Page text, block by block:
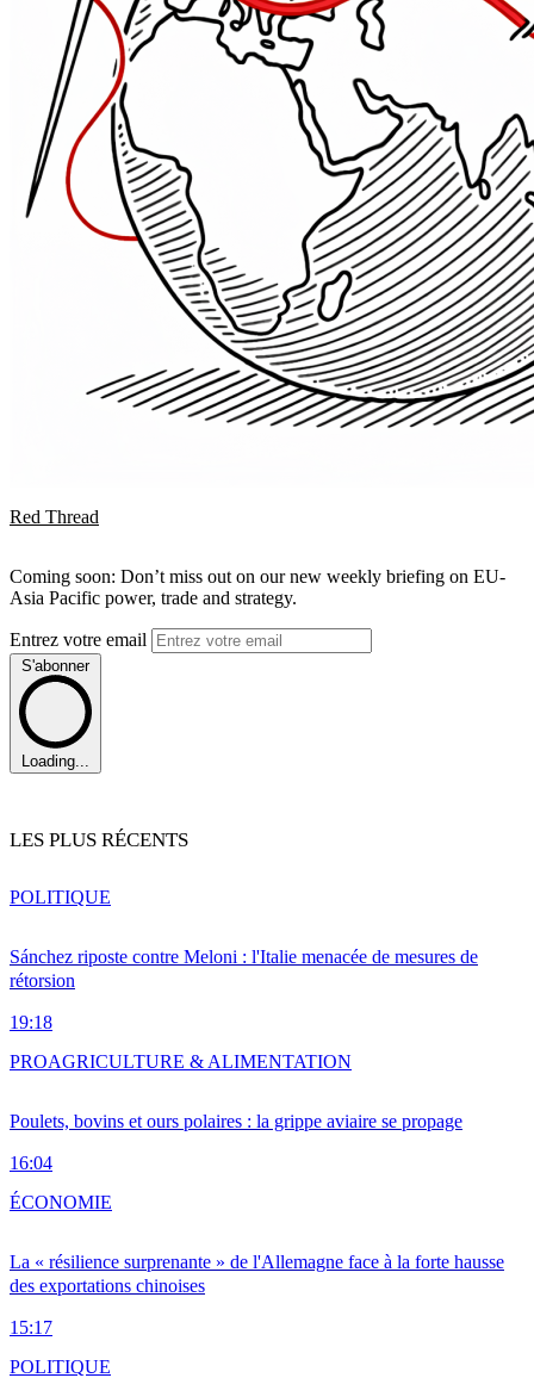
Red Thread
Coming soon: Don’t miss out on our new weekly briefing on EU-
Asia Pacific power, trade and strategy.
Entrez votre email
S'abonner
Loading...
LES PLUS RÉCENTS
Sánchez riposte contre Meloni : l'Italie menacée de mesures de
rétorsion
19:18
POLITIQUE
Poulets, bovins et ours polaires : la grippe aviaire se propage
16:04
PROAGRICULTURE & ALIMENTATION
La « résilience surprenante » de l'Allemagne face à la forte hausse
des exportations chinoises
15:17
ÉCONOMIE
POLITIQUE